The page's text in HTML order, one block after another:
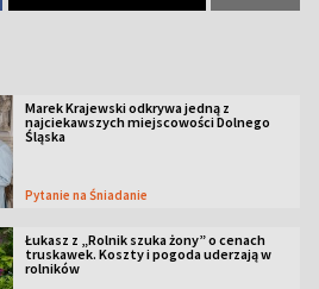
Marek Krajewski odkrywa jedną z
najciekawszych miejscowości Dolnego
Śląska
Pytanie na Śniadanie
Łukasz z „Rolnik szuka żony” o cenach
truskawek. Koszty i pogoda uderzają w
rolników